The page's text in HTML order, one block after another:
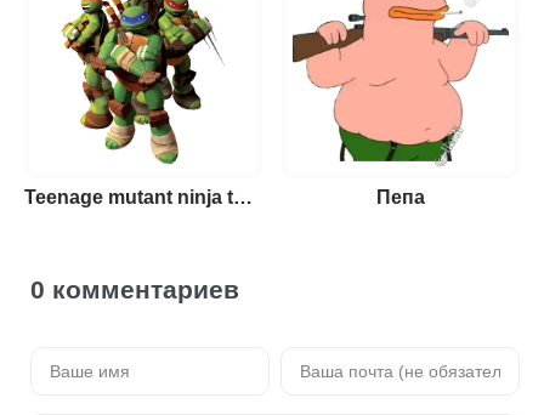
Teenage mutant ninja turtles Пепа
0 комментариев